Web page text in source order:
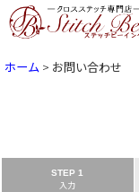
ホーム > お問い合わせ
STEP 1
入力